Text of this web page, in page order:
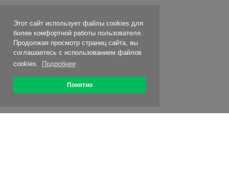
Этот сайт использует файлы cookies для
более комфортной работы пользователя.
Продолжая просмотр страниц сайта, вы
соглашаетесь с использованием файлов
cookies.
Подробнее
Понятно